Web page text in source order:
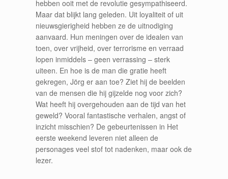
hebben ooit met de revolutie gesympathiseerd.
Maar dat blijkt lang geleden. Uit loyaliteit of uit
nieuwsgierigheid hebben ze de uitnodiging
aanvaard. Hun meningen over de idealen van
toen, over vrijheid, over terrorisme en verraad
lopen inmiddels – geen verrassing – sterk
uiteen. En hoe is de man die gratie heeft
gekregen, Jörg er aan toe? Ziet hij de beelden
van de mensen die hij gijzelde nog voor zich?
Wat heeft hij overgehouden aan de tijd van het
geweld? Vooral fantastische verhalen, angst of
inzicht misschien? De gebeurtenissen in Het
eerste weekend leveren niet alleen de
personages veel stof tot nadenken, maar ook de
lezer.